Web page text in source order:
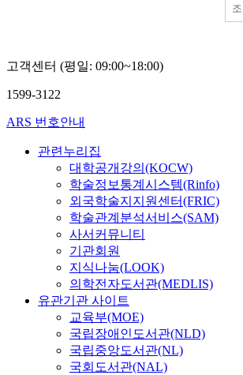
고객센터 (평일: 09:00~18:00)
1599-3122
ARS 번호안내
관련누리집
대학공개강의(KOCW)
학술정보통계시스템(Rinfo)
외국학술지지원센터(FRIC)
학술관계분석서비스(SAM)
사서커뮤니티
기관회원
지식나눔(LOOK)
의학전자도서관(MEDLIS)
유관기관 사이트
교육부(MOE)
국립장애인도서관(NLD)
국립중앙도서관(NL)
국회도서관(NAL)